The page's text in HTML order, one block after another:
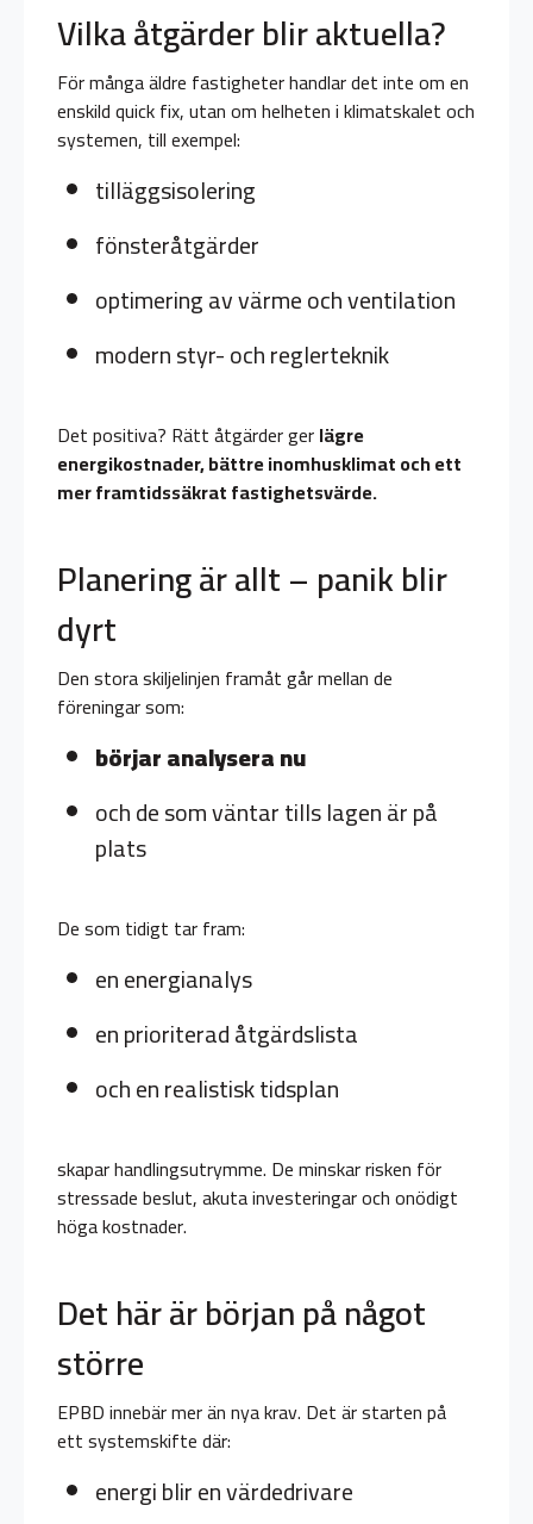
Vilka åtgärder blir aktuella?
För många äldre fastigheter handlar det inte om en
enskild quick fix, utan om helheten i klimatskalet och
systemen, till exempel:
tilläggsisolering
fönsteråtgärder
optimering av värme och ventilation
modern styr- och reglerteknik
Det positiva? Rätt åtgärder gerlägre
energikostnader, bättre inomhusklimat och ett
mer framtidssäkrat fastighetsvärde.
Planering är allt – panik blir
dyrt
Den stora skiljelinjen framåt går mellan de
föreningar som:
börjar analysera nu
och de som väntar tills lagen är på
plats
De som tidigt tar fram:
en energianalys
en prioriterad åtgärdslista
och en realistisk tidsplan
skapar handlingsutrymme. De minskar risken för
stressade beslut, akuta investeringar och onödigt
höga kostnader.
Det här är början på något
större
EPBD innebär mer än nya krav. Det är starten på
ett systemskifte där:
energi blir en värdedrivare